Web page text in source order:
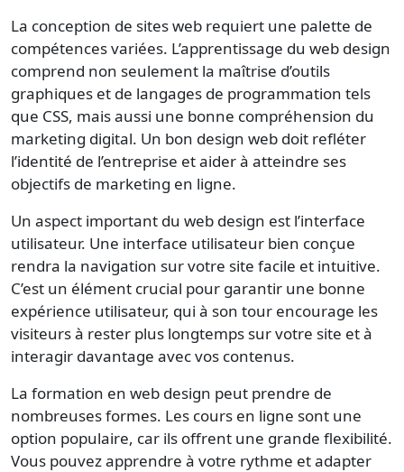
La conception de sites web requiert une palette de
compétences variées. L’apprentissage du web design
comprend non seulement la maîtrise d’outils
graphiques et de langages de programmation tels
que CSS, mais aussi une bonne compréhension du
marketing digital. Un bon design web doit refléter
l’identité de l’entreprise et aider à atteindre ses
objectifs de marketing en ligne.
Un aspect important du web design est l’interface
utilisateur. Une interface utilisateur bien conçue
rendra la navigation sur votre site facile et intuitive.
C’est un élément crucial pour garantir une bonne
expérience utilisateur, qui à son tour encourage les
visiteurs à rester plus longtemps sur votre site et à
interagir davantage avec vos contenus.
La formation en web design peut prendre de
nombreuses formes. Les cours en ligne sont une
option populaire, car ils offrent une grande flexibilité.
Vous pouvez apprendre à votre rythme et adapter